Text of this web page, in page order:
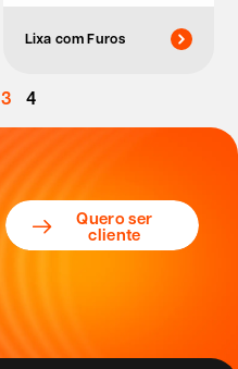
Lixa com Furos
3 4
Quero ser
cliente